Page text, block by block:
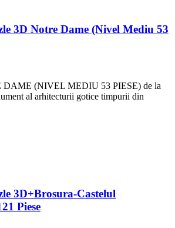
3D Notre Dame (Nivel Mediu 53
(NIVEL MEDIU 53 PIESE) de la
al arhitecturii gotice timpurii din
3D+Brosura-Castelul
Piese